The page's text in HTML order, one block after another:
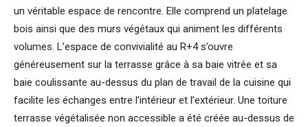
un véritable espace de rencontre. Elle comprend un platelage
bois ainsi que des murs végétaux qui animent les différents
volumes. L’espace de convivialité au R+4 s’ouvre
généreusement sur la terrasse grâce à sa baie vitrée et sa
baie coulissante au-dessus du plan de travail de la cuisine qui
facilite les échanges entre l’intérieur et l’extérieur. Une toiture
terrasse végétalisée non accessible a été créée au-dessus de